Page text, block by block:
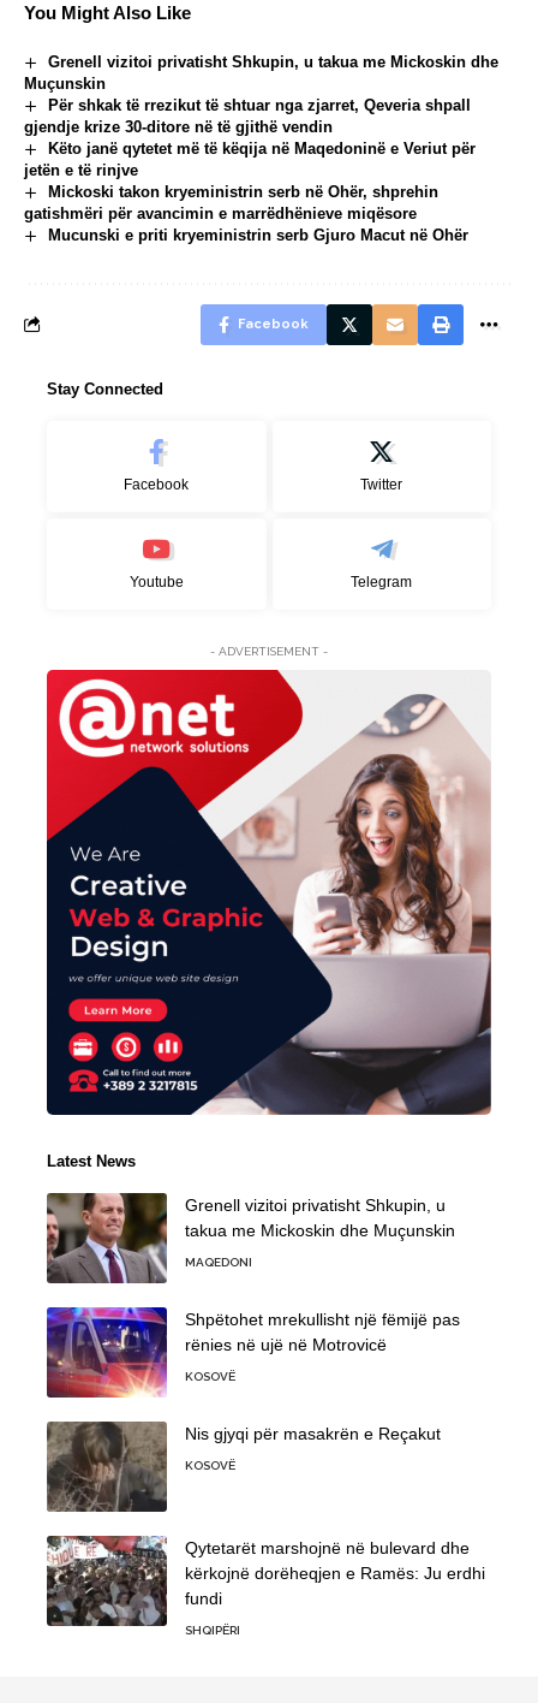
You Might Also Like
Grenell vizitoi privatisht Shkupin, u takua me Mickoskin dhe
Muçunskin
Për shkak të rrezikut të shtuar nga zjarret, Qeveria shpall
gjendje krize 30-ditore në të gjithë vendin
Këto janë qytetet më të këqija në Maqedoninë e Veriut për
jetën e të rinjve
Mickoski takon kryeministrin serb në Ohër, shprehin
gatishmëri për avancimin e marrëdhënieve miqësore
Mucunski e priti kryeministrin serb Gjuro Macut në Ohër
Facebook
Stay Connected
Facebook Twitter
Youtube Telegram
- ADVERTISEMENT -
Latest News
Grenell vizitoi privatisht Shkupin, u
takua me Mickoskin dhe Muçunskin
MAQEDONI
Shpëtohet mrekullisht një fëmijë pas
rënies në ujë në Motrovicë
KOSOVË
Nis gjyqi për masakrën e Reçakut
KOSOVË
Qytetarët marshojnë në bulevard dhe
kërkojnë dorëheqjen e Ramës: Ju erdhi
fundi
SHQIPËRI